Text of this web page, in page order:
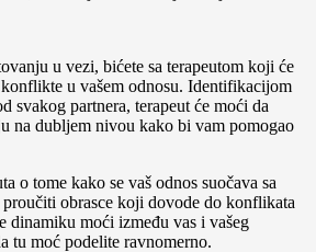
u vezi, bićete sa terapeutom koji će
u vašem odnosu. Identifikacijom
svakog partnera, terapeut će moći da
na dubljem nivou kako bi vam pomogao
o tome kako se vaš odnos suočava sa
obrasce koji dovode do konflikata
dinamiku moći između vas i vašeg
tu moć podelite ravnomerno.